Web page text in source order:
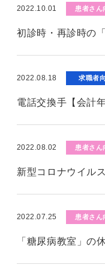
2022.10.01 患者さん
初診時・再診時の
2022.08.18 求職者
電話交換手【会計
2022.08.02 患者さん
新型コロナウイル
2022.07.25 患者さん
「糖尿病教室」の